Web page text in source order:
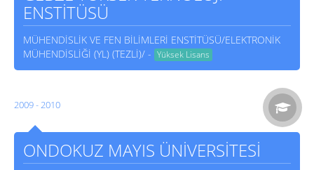
ENSTİTÜSÜ
MÜHENDİSLİK VE FEN BİLİMLERİ ENSTİTÜSÜ/ELEKTRONİK
MÜHENDİSLİĞİ (YL) (TEZLİ)/ - Yüksek Lisans
2009 - 2010
ONDOKUZ MAYIS ÜNİVERSİTESİ